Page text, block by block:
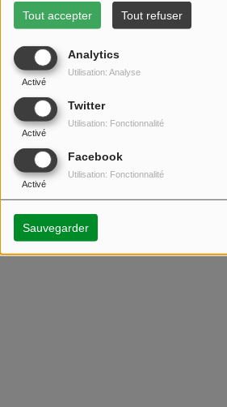
Tout accepter Tout refuser
Analytics
Activé
Utilisation: Analyse
Twitter
Activé
Utilisation: Fonctionnalité
Facebook
Activé
Utilisation: Fonctionnalité
Sauvegarder